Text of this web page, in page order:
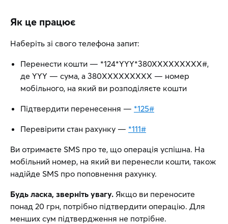
Як це працює
Наберіть зі свого телефона запит:
Перенести кошти — *124*YYY*380XXXXXXXXX#,
де YYY — сума, а 380XXXXXXXXX — номер
мобільного, на який ви розподіляєте кошти
Підтвердити перенесення — *125#
Перевірити стан рахунку — *111#
Ви отримаєте SMS про те, що операція успішна. На
мобільний номер, на який ви перенесли кошти, також
надійде SMS про поповнення рахунку.
Будь ласка, зверніть увагу. Якщо ви переносите
понад 20 грн, потрібно підтвердити операцію. Для
менших сум підтвердження не потрібне.